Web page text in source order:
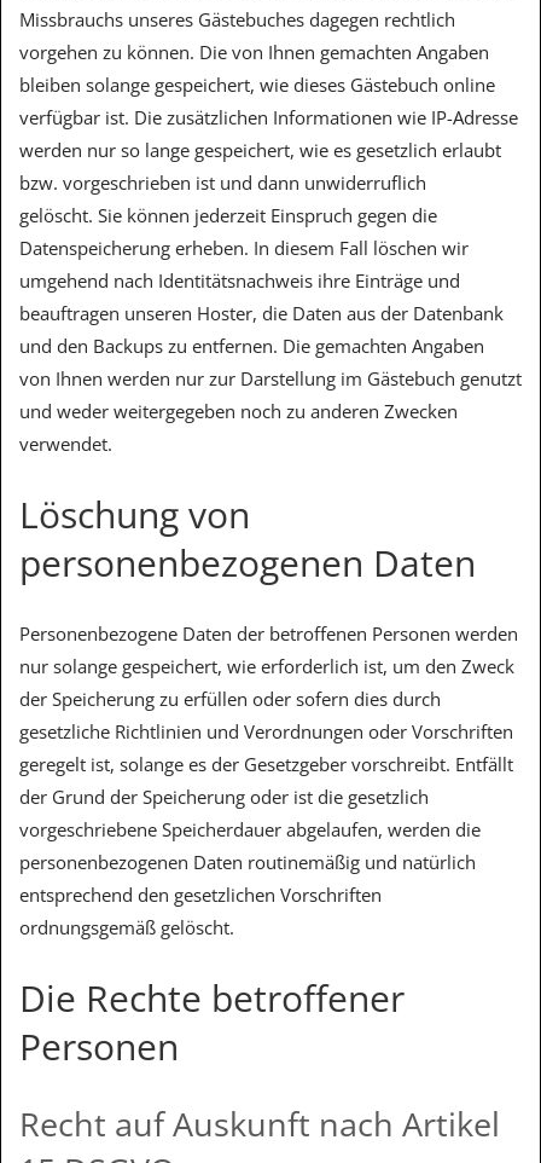
Missbrauchs unseres Gästebuches dagegen rechtlich
vorgehen zu können. Die von Ihnen gemachten Angaben
bleiben solange gespeichert, wie dieses Gästebuch online
verfügbar ist. Die zusätzlichen Informationen wie IP-Adresse
werden nur so lange gespeichert, wie es gesetzlich erlaubt
bzw. vorgeschrieben ist und dann unwiderruflich
gelöscht. Sie können jederzeit Einspruch gegen die
Datenspeicherung erheben. In diesem Fall löschen wir
umgehend nach Identitätsnachweis ihre Einträge und
beauftragen unseren Hoster, die Daten aus der Datenbank
und den Backups zu entfernen. Die gemachten Angaben
von Ihnen werden nur zur Darstellung im Gästebuch genutzt
und weder weitergegeben noch zu anderen Zwecken
verwendet.
Löschung von
personenbezogenen Daten
Personenbezogene Daten der betroffenen Personen werden
nur solange gespeichert, wie erforderlich ist, um den Zweck
der Speicherung zu erfüllen oder sofern dies durch
gesetzliche Richtlinien und Verordnungen oder Vorschriften
geregelt ist, solange es der Gesetzgeber vorschreibt. Entfällt
der Grund der Speicherung oder ist die gesetzlich
vorgeschriebene Speicherdauer abgelaufen, werden die
personenbezogenen Daten routinemäßig und natürlich
entsprechend den gesetzlichen Vorschriften
ordnungsgemäß gelöscht.
Die Rechte betroffener
Personen
Recht auf Auskunft nach Artikel